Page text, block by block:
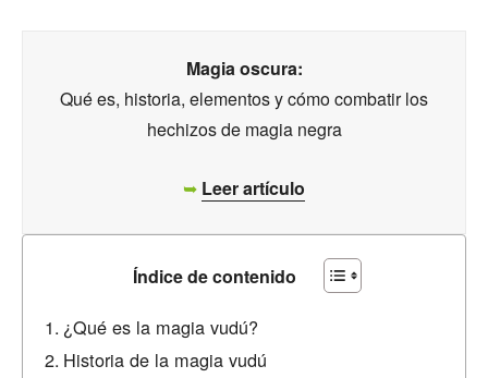
Magia oscura:
Qué es, historia, elementos y cómo combatir los
hechizos de magia negra
➥ Leer artículo
Índice de contenido
¿Qué es la magia vudú?
Historia de la magia vudú